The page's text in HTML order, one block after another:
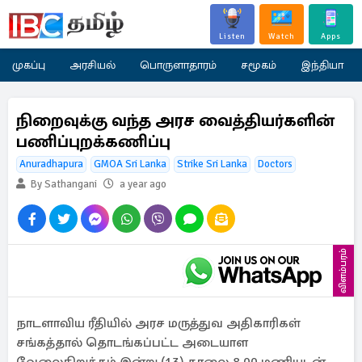
Listen Watch Apps
முகப்பு அரசியல் பொருளாதாரம் சமூகம் இந்தியா
நிறைவுக்கு வந்த அரச வைத்தியர்களின்
பணிப்புறக்கணிப்பு
Anuradhapura GMOA Sri Lanka Strike Sri Lanka
Doctors
By Sathangani
a year ago
விளம்பரம்
நாடளாவிய ரீதியில் அரச மருத்துவ அதிகாரிகள்
சங்கத்தால் தொடங்கப்பட்ட அடையாள